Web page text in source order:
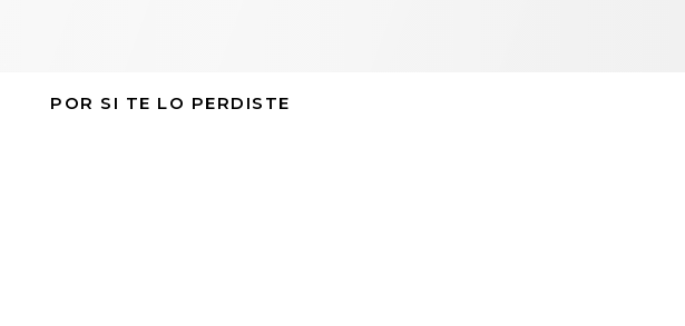
POR SI TE LO PERDISTE